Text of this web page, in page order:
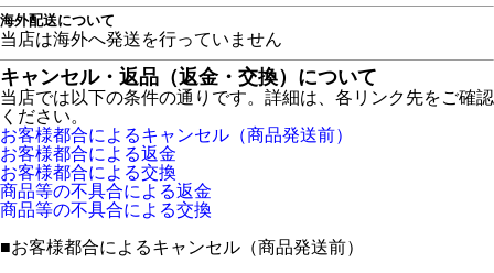
海外配送について
当店は海外へ発送を行っていません
キャンセル・返品（返金・交換）について
当店では以下の条件の通りです。詳細は、各リンク先をご確認
ください。
お客様都合によるキャンセル（商品発送前）
お客様都合による返金
お客様都合による交換
商品等の不具合による返金
商品等の不具合による交換
■お客様都合によるキャンセル（商品発送前）